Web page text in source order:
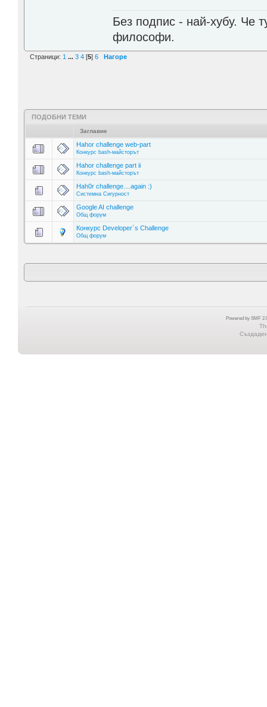
Без подпис - най-хубу. Че
философи.
Страници: 1 ... 3 4 [5] 6 Нагоре
ПОДОБНИ ТЕМИ
Заглавие
Hahor challenge web-part
Конкурс bash-майсторът
Hahor challenge part ii
Конкурс bash-майсторът
Hah0r challenge....again :)
Системна Сигурност
Google AI challenge
Общ форум
Конкурс Developer´s Challenge
Общ форум
Powered by SMF